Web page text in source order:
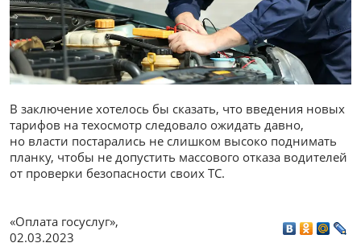
В заключение хотелось бы сказать, что введения новых
тарифов на техосмотр следовало ожидать давно,
но власти постарались не слишком высоко поднимать
планку, чтобы не допустить массового отказа водителей
от проверки безопасности своих ТС.
«Оплата госуслуг»,
02.03.2023